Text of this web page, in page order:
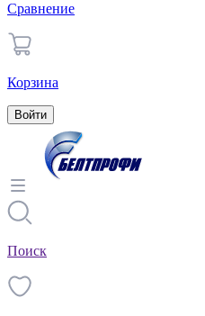
Сравнение
Корзина
Войти
Поиск